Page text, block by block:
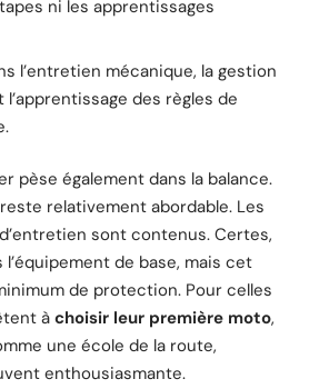
ni les apprentissages
l’entretien mécanique, la gestion
l’apprentissage des règles de
pèse également dans la balance.
relativement abordable. Les
sont contenus. Certes,
de base, mais cet
de protection. Pour celles
à choisir leur première moto,
une école de la route,
enthousiasmante.